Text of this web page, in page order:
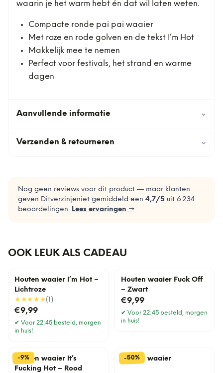
waarin je het warm hebt én dat wil laten weten.
Compacte ronde pai pai waaier
Met roze en rode golven en de tekst I’m Hot
Makkelijk mee te nemen
Perfect voor festivals, het strand en warme
dagen
Aanvullende informatie ⌄
Verzenden & retourneren ⌄
Nog geen reviews voor dit product — maar klanten
geven Ditverzinjeniet gemiddeld een 4,7/5 uit 6.234
beoordelingen. Lees ervaringen →
OOK LEUK ALS CADEAU
Houten waaier I’m Hot –
Lichtroze
★★★★★( 1 )
€9,99
✔ Voor 22:45 besteld, morgen
in huis!
Houten waaier Fuck Off
– Zwart
€9,99
✔ Voor 22:45 besteld, morgen
in huis!
-9%
Houten waaier It’s
Fucking Hot – Rood
-50%
Kurken waaier